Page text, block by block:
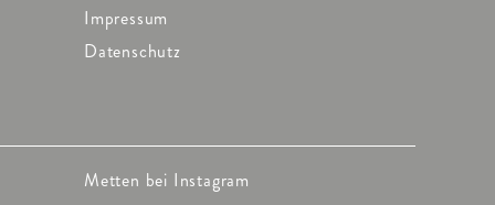
Impressum
Datenschutz
Metten bei Instagram